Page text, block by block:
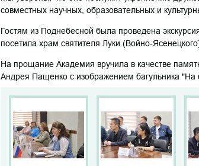
совместных научных, образовательных и
Гостям из Поднебесной была проведена
посетила храм святителя Луки (Войно-
На прощание Академия вручила в качестве
Андрея Пащенко с изображением багульника "На